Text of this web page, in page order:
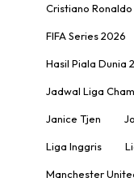
Cristiano Ronaldo
FIFA Series 2026
Hasil Piala Dunia
Jadwal Liga
Janice Tjen
Liga Inggris
Manchester